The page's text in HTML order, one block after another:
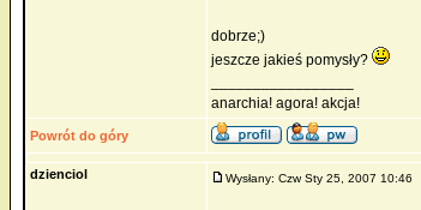
dobrze;)
jeszcze jakieś pomysły?
anarchia! agora! akcja!
Powrót do góry
dzienciol Wysłany: Czw Sty 25, 2007 10:46